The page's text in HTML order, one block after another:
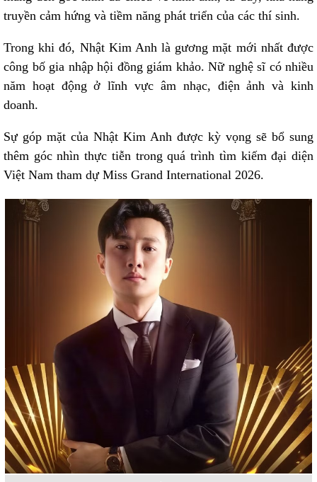
truyền cảm hứng và tiềm năng phát triển của các thí sinh.
Trong khi đó, Nhật Kim Anh là gương mặt mới nhất được
công bố gia nhập hội đồng giám khảo. Nữ nghệ sĩ có nhiều
năm hoạt động ở lĩnh vực âm nhạc, điện ảnh và kinh
doanh.
Sự góp mặt của Nhật Kim Anh được kỳ vọng sẽ bổ sung
thêm góc nhìn thực tiễn trong quá trình tìm kiếm đại diện
Việt Nam tham dự Miss Grand International 2026.